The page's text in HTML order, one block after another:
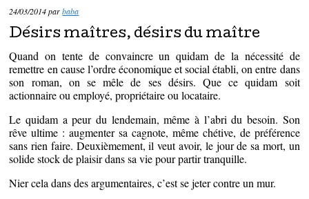
24/03/2014parbaba
Désirs maîtres, désirs du maître
Quand on tente de convaincre un quidam de la nécessité de
remettre en cause l’ordre économique et social établi, on entre dans
son roman, on se mêle de ses désirs. Que ce quidam soit
actionnaire ou employé, propriétaire ou locataire.
Le quidam a peur du lendemain, même à l’abri du besoin. Son
rêve ultime : augmenter sa cagnote, même chétive, de préférence
sans rien faire. Deuxièmement, il veut avoir, le jour de sa mort, un
solide stock de plaisir dans sa vie pour partir tranquille.
Nier cela dans des argumentaires, c’est se jeter contre un mur.